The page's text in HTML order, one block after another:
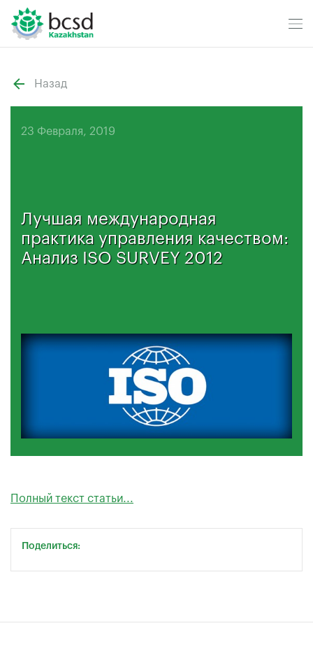
Назад
23 Февраля, 2019
Лучшая международная
практика управления качеством:
Анализ ISO SURVEY 2012
Полный текст статьи...
Поделиться: